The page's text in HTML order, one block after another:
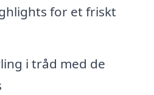
for et friskt
i tråd med de